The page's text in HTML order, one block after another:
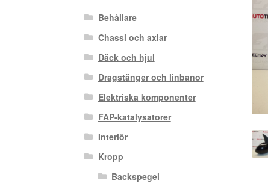
Behållare
Chassi och axlar
Däck och hjul
Dragstänger och linbanor
Elektriska komponenter
FAP-katalysatorer
Interiör
Kropp
Backspegel